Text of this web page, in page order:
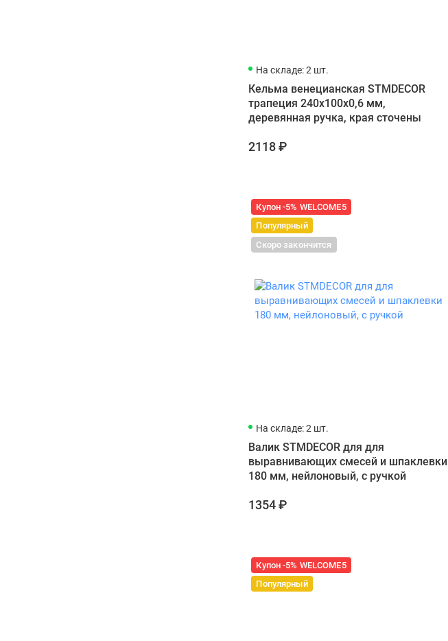
На складе: 2 шт.
Кельма венецианская STMDECOR
трапеция 240x100x0,6 мм,
деревянная ручка, края сточены
2118 ₽
Купон -5% WELCOME5
Популярный
Скоро закончится
На складе: 2 шт.
Валик STMDECOR для для
выравнивающих смесей и шпаклевки
180 мм, нейлоновый, с ручкой
1354 ₽
Купон -5% WELCOME5
Популярный